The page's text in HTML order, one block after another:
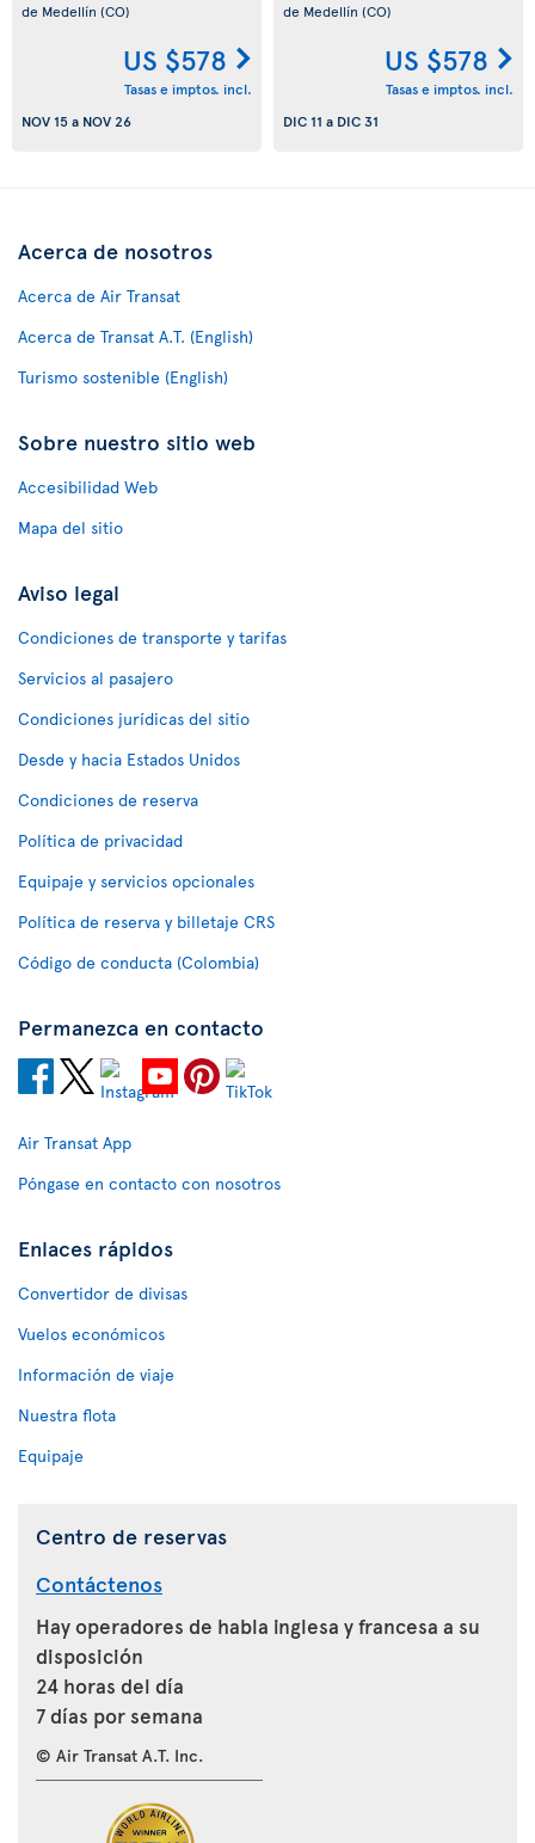
de Medellín (CO)
US $578
Tasas e imptos. incl.
NOV 15a NOV 26
de Medellín (CO)
US $578
Tasas e imptos. incl.
DIC 11 a DIC 31
Acerca de nosotros
Acerca de Air Transat
Acerca de Transat A.T. (English)
Turismo sostenible (English)
Sobre nuestro sitio web
Accesibilidad Web
Mapa del sitio
Aviso legal
Condiciones de transporte y tarifas
Servicios al pasajero
Condiciones jurídicas del sitio
Desde y hacia Estados Unidos
Condiciones de reserva
Política de privacidad
Equipaje y servicios opcionales
Política de reserva y billetaje CRS
Código de conducta (Colombia)
Permanezca en contacto
Air Transat App
Póngase en contacto con nosotros
Enlaces rápidos
Convertidor de divisas
Vuelos económicos
Información de viaje
Nuestra flota
Equipaje
Centro de reservas
Contáctenos
Hay operadores de habla inglesa y francesa a su
disposición
24 horas del día
7 días por semana
© Air Transat A.T. Inc.